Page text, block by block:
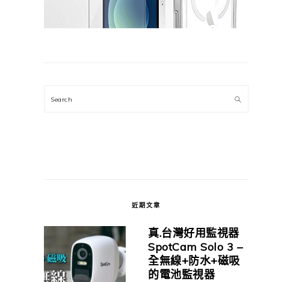
Search
近期文章
真.台灣好用監視器
SpotCam Solo 3 –
全無線+防水+磁吸
的電池監視器